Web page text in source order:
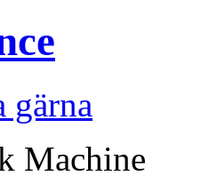
gärna
Machine